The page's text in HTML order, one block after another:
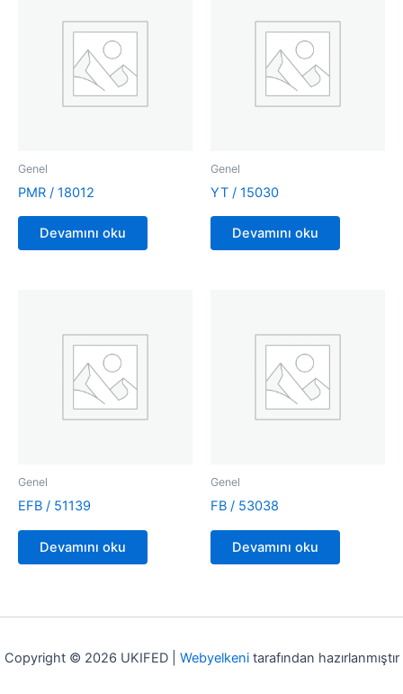
Genel
PMR / 18012
Devamını oku
Genel
YT / 15030
Devamını oku
Genel
EFB / 51139
Devamını oku
Genel
FB / 53038
Devamını oku
Copyright © 2026 UKIFED | Webyelkenitarafından hazırlanmıştır